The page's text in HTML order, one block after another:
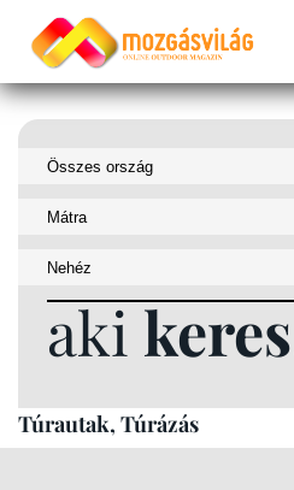
aki keres
Túrautak, Túrázás